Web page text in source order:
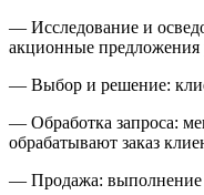
— Исследование и
акционные предложения
— Выбор и решение:
— Обработка запроса:
обрабатывают заказ
— Продажа: выполнение